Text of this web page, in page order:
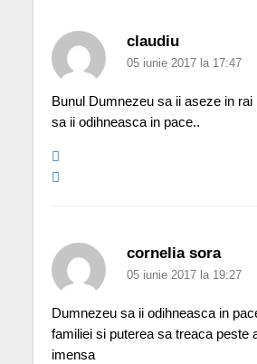
claudiu
05 iunie 2017 la 17:47
Bunul Dumnezeu sa ii aseze in
sa ii odihneasca in pace..
cornelia sora
05 iunie 2017 la 19:27
Dumnezeu sa ii odihneasca in
familiei si puterea sa treaca peste
imensa